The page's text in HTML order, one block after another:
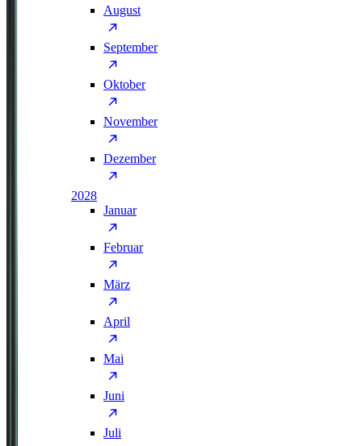
August
September
Oktober
November
Dezember
2028
Januar
Februar
März
April
Mai
Juni
Juli